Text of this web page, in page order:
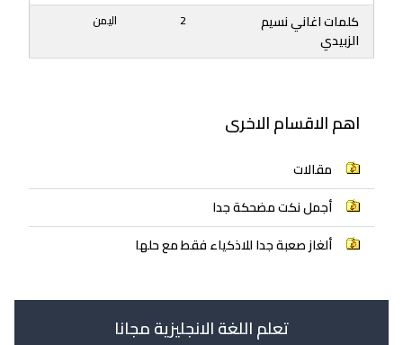
كلمات اغاني نسيم
الزبيدي
2 اليمن
اهم الاقسام الاخرى
مقالات
أجمل نكت مضحكة جدا
ألغاز صعبة جدا للاذكياء فقط مع حلها
تعلم اللغة الانجليزية مجانا